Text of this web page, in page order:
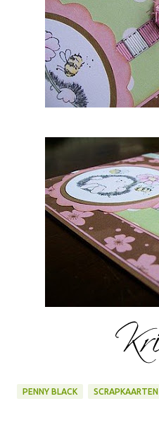
PENNY BLACK SCRAPKAARTEN